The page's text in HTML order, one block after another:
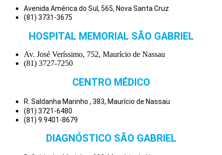
Avenida América do Sul, 565, Nova Santa Cruz
(81) 3731-3675
HOSPITAL MEMORIAL SÃO GABRIEL
Av. José Veríssimo, 752, Maurício de Nassau
(81) 3727-7250
CENTRO MÉDICO
R. Saldanha Marinho , 383, Maurício de Nassau
(81) 3721-6480
(81) 9.9401-8679
DIAGNÓSTICO SÃO GABRIEL